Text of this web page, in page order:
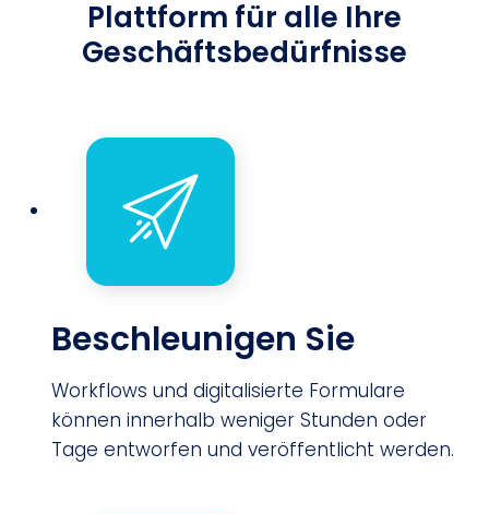
Plattform für alle Ihre
Geschäftsbedürfnisse
Beschleunigen Sie
Workflows und digitalisierte Formulare
können innerhalb weniger Stunden oder
Tage entworfen und veröffentlicht werden.